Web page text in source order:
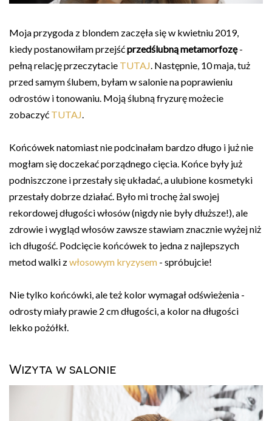
Moja przygoda z blondem zaczęła się w kwietniu 2019,
kiedy postanowiłam przejśćprzedślubną metamorfozę-
pełną relację przeczytacie TUTAJ . Następnie, 10 maja, tuż
przed samym ślubem, byłam w salonie na poprawieniu
odrostów i tonowaniu. Moją ślubną fryzurę możecie
zobaczyć TUTAJ
Końcówek natomiast nie podcinałam bardzo długo i już nie
mogłam się doczekać porządnego cięcia. Końce były już
podniszczone i przestały się układać, a ulubione kosmetyki
przestały dobrze działać. Było mi trochę żal swojej
rekordowej długości włosów (nigdy nie były dłuższe!), ale
zdrowie i wygląd włosów zawsze stawiam znacznie wyżej niż
ich długość. Podcięcie końcówek to jedna z najlepszych
metod walki zwłosowym kryzysem - spróbujcie!
Nie tylko końcówki, ale też kolor wymagał odświeżenia -
odrosty miały prawie 2 cm długości, a kolor na długości
lekko pożółkł.
Wizyta w salonie